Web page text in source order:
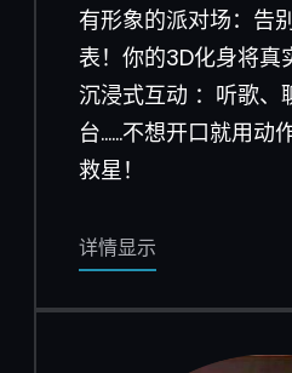
有形象的派对场：告
表！你的3D化身将真
沉浸式互动 ：听歌、
台……不想开口就用动
救星！
详情显示